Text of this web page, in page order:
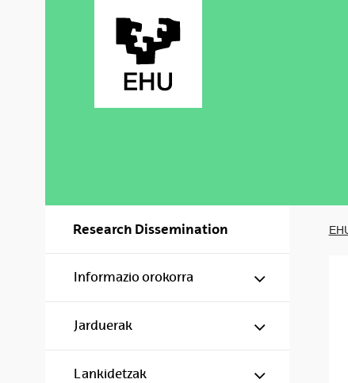
Research Dissemination
Informazio orokorra Show/hide
Jarduerak Show/hide
Lankidetzak Show/hide